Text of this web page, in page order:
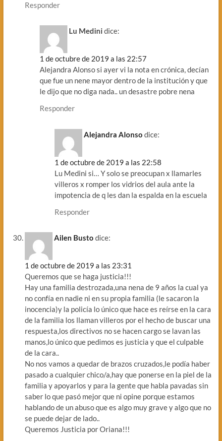
Responder
Lu Medini dice:
1 de octubre de 2019 a las 22:57
Alejandra Alonso si ayer vi la nota en crónica, decían
que fue un nene mayor dentro de la institución y que
le dijo que no diga nada.. un desastre pobre nena
Responder
Alejandra Alonso dice:
1 de octubre de 2019 a las 22:58
Lu Medini si… Y solo se preocupan x llamarles
villeros x romper los vidrios del aula ante la
impotencia de q les dan la espalda en la escuela
Responder
Ailen Busto dice:
1 de octubre de 2019 a las 23:31
Queremos que se haga justicia!!!
Hay una familia destrozada,una nena de 9 años la cual ya
no confía en nadie ni en su propia familia (le sacaron la
inocencia)y la policía lo único que hace es reírse en la cara
de la familia los llaman villeros por el hecho de buscar una
respuesta,los directivos no se hacen cargo se lavan las
manos,lo único que pedimos es justicia y que el culpable
de la cara..
No nos vamos a quedar de brazos cruzados,le podía haber
pasado a cualquier chico/a,hay que ponerse en la piel de la
familia y apoyarlos y para la gente que habla pavadas sin
saber lo que pasó mejor que ni opine porque estamos
hablando de un abuso que es algo muy grave y algo que no
se puede dejar de lado..
Queremos Justicia por Oriana!!!